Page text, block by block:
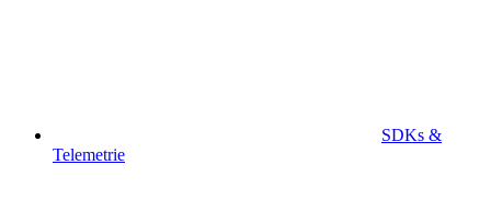
SDKs &
Telemetrie